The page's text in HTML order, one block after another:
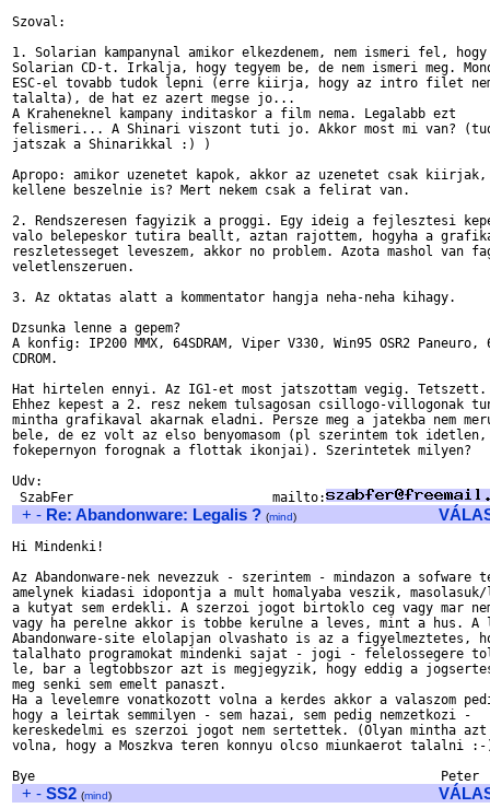
Szoval:
1. Solarian kampanynal amikor elkezdenem, nem ismeri fel, hogy
Solarian CD-t. Irkalja, hogy tegyem be, de nem ismeri meg.
ESC-el tovabb tudok lepni (erre kiirja, hogy az intro filet
talalta), de hat ez azert megse jo...
A Kraheneknel kampany inditaskor a film nema. Legalabb ezt
felismeri... A Shinari viszont tuti jo. Akkor most mi van?
jatszak a Shinarikkal :) )
Apropo: amikor uzenetet kapok, akkor az uzenetet csak kiirjak,
kellene beszelnie is? Mert nekem csak a felirat van.
2. Rendszeresen fagyizik a proggi. Egy ideig a fejlesztesi
valo belepeskor tutira beallt, aztan rajottem, hogyha a
reszletesseget leveszem, akkor no problem. Azota mashol van
veletlenszeruen.
3. Az oktatas alatt a kommentator hangja neha-neha kihagy.
Dzsunka lenne a gepem?
A konfig: IP200 MMX, 64SDRAM, Viper V330, Win95 OSR2 Paneuro,
CDROM.
Hat hirtelen ennyi. Az IG1-et most jatszottam vegig. Tetszett.
Ehhez kepest a 2. resz nekem tulsagosan csillogo-villogonak
mintha grafikaval akarnak eladni. Persze meg a jatekba nem
bele, de ez volt az elso benyomasom (pl szerintem tok idetlen,
fokepernyon forognak a flottak ikonjai). Szerintetek milyen?
Udv:
SzabFer                          mailto:
+ - Re: Abandonware: Legalis ? (mind)
Hi Mindenki!
Az Abandonware-nek nevezzuk - szerintem - mindazon a sofware
amelynek kiadasi idopontja a mult homalyaba veszik,
a kutyat sem erdekli. A szerzoi jogot birtoklo ceg vagy mar
vagy ha perelne akkor is tobbe kerulne a leves, mint a hus. A
Abandonware-site elolapjan olvashato is az a
talalhato programokat mindenki sajat - jogi - felelossegere
le, bar a legtobbszor azt is megjegyzik, hogy eddig a
meg senki sem emelt panaszt.
Ha a levelemre vonatkozott volna a kerdes akkor a valaszom
hogy a leirtak semmilyen - sem hazai, sem pedig nemzetkozi -
kereskedelmi es szerzoi jogot nem sertettek. (Olyan mintha
volna, hogy a Moszkva teren konnyu olcso miunkaerot talalni
+ - SS2 (mind)